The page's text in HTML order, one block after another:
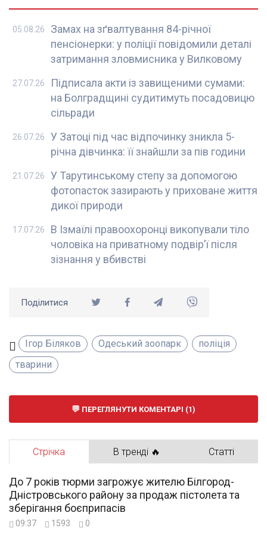
Замах на зґвалтування 84-річної
пенсіонерки: у поліції повідомили деталі
затримання зловмисника у Вилковому
05.08.26
Підписала акти із завищеними сумами:
на Болградщині судитимуть посадовицю
сільради
27.07.26
У Затоці під час відпочинку зникла 5-
річна дівчинка: її знайшли за пів години
26.07.26
У Тарутинському степу за допомогою
фотопасток зазирають у приховане життя
дикої природи
21.07.26
В Ізмаїлі правоохоронці викопували тіло
чоловіка на приватному подвір’ї після
зізнання у вбивстві
17.07.26
Поділитися
Ігор Біляков Одеський зоопарк
поліція
тварини
ПЕРЕГЛЯНУТИ КОМЕНТАРІ (1)
Стрічка В тренді 🔥 Статті
До 7 років тюрми загрожує жителю Білгород-
Дністровського району за продаж пістолета та
зберігання боєприпасів
09:37 1593 0